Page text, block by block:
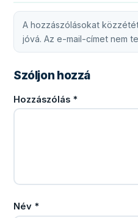
A hozzászólásokat
jóvá. Az e-mail-címet nem
Szóljon hozzá
Hozzászólás *
Név *